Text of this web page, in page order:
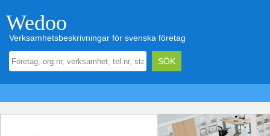
Wedoo
Verksamhetsbeskrivningar för svenska företag